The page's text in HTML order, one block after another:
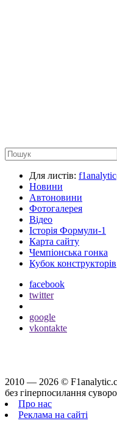
Для листів:
Новини
Автоновини
Фотогалерея
Відео
Історія Формули-1
Карта сайту
Чемпіонська гонка
Кубок конструкторів
facebook
twitter
google
vkontakte
2010 — 2026 ©
без гіперпосилання
Про нас
Реклама на сайті